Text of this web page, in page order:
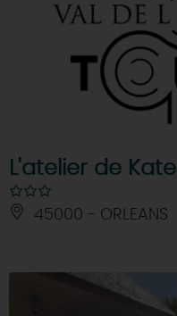
L'atelier de Kate
45000 - ORLEANS